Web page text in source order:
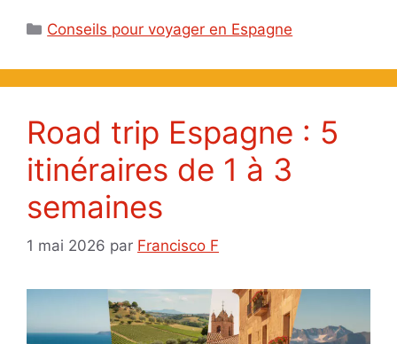
Catégories
Conseils pour voyager en Espagne
Road trip Espagne : 5
itinéraires de 1 à 3
semaines
1 mai 2026 par Francisco F